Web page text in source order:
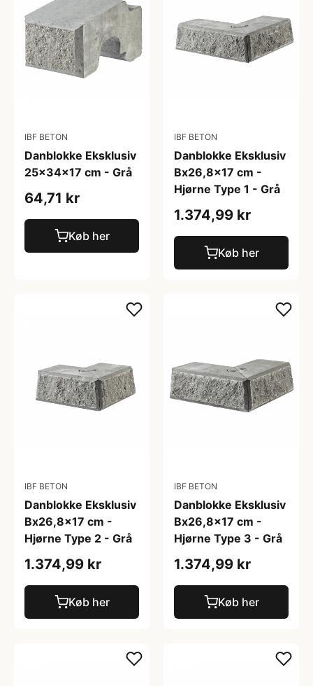
IBF BETON
Danblokke Eksklusiv
25x34x17 cm - Grå
64,71 kr
Køb her
IBF BETON
Danblokke Eksklusiv
Bx26,8x17 cm -
Hjørne Type 1 - Grå
1.374,99 kr
Køb her
IBF BETON
Danblokke Eksklusiv
Bx26,8x17 cm -
Hjørne Type 2 - Grå
1.374,99 kr
Køb her
IBF BETON
Danblokke Eksklusiv
Bx26,8x17 cm -
Hjørne Type 3 - Grå
1.374,99 kr
Køb her